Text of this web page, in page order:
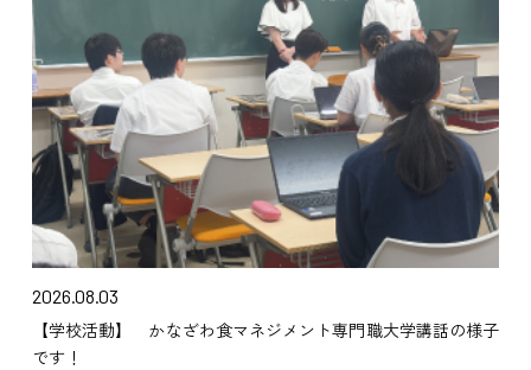
2026.08.03
【学校活動】 かなざわ食マネジメント専門職大学講話の様子
です！